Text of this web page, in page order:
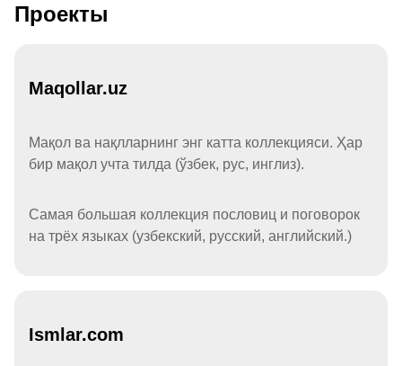
Проекты
Maqollar.uz
Мақол ва нақлларнинг энг катта коллекцияси. Ҳар
бир мақол учта тилда (ўзбек, рус, инглиз).
Самая большая коллекция пословиц и поговорок
на трёх языках (узбекский, русский, английский.)
Ismlar.com